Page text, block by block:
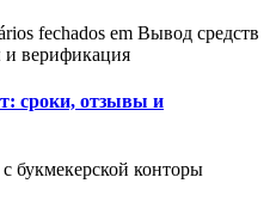
fechados em Вывод средств
и верификация
сроки, отзывы и
букмекерской конторы